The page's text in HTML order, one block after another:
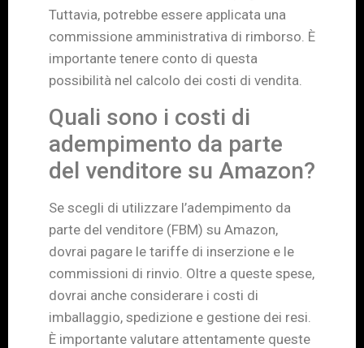
Tuttavia, potrebbe essere applicata una
commissione amministrativa di rimborso. È
importante tenere conto di questa
possibilità nel calcolo dei costi di vendita.
Quali sono i costi di
adempimento da parte
del venditore su Amazon?
Se scegli di utilizzare l’adempimento da
parte del venditore (FBM) su Amazon,
dovrai pagare le tariffe di inserzione e le
commissioni di rinvio. Oltre a queste spese,
dovrai anche considerare i costi di
imballaggio, spedizione e gestione dei resi.
È importante valutare attentamente queste